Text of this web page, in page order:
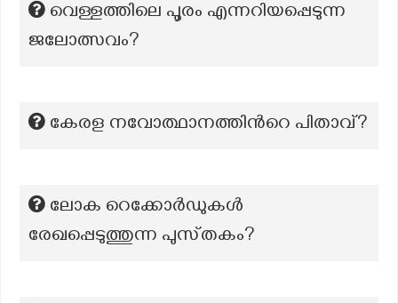
വെള്ളത്തിലെ പൂരം എന്നറിയപ്പെടുന്ന
ജലോത്സവം?
കേരള നവോത്ഥാനത്തിന്‍റെ പിതാവ്?
ലോക റെക്കോർഡുകൾ
രേഖപ്പെടുത്തുന്ന പുസ്‌തകം?